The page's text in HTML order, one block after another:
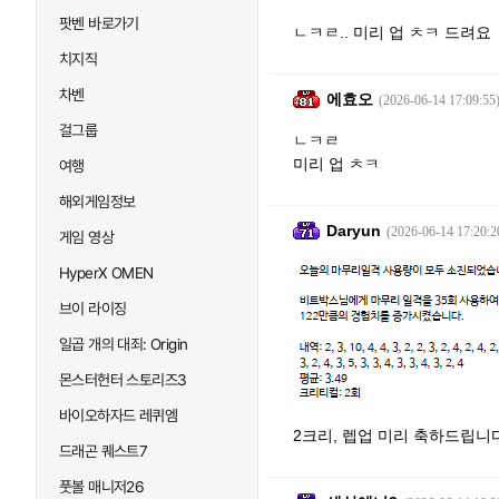
팟벤 바로가기
치지직
차벤
걸그룹
여행
해외게임정보
게임 영상
HyperX OMEN
브이 라이징
일곱 개의 대죄: Origin
몬스터헌터 스토리즈3
바이오하자드 레퀴엠
드래곤 퀘스트7
풋볼 매니저26
ㄴㅋㄹ.. 미리 업 ㅊㅋ 드려요
에효오 (2026-06-14 17:09:55)
ㄴㅋㄹ
미리 업 ㅊㅋ
Daryun (2026-06-14
2크리, 렙업 미리 축하드립니